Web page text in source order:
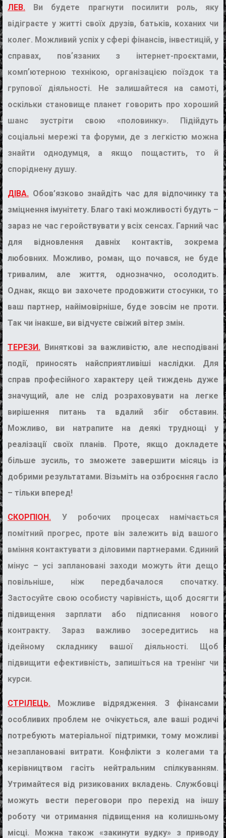
ЛЕВ.
Ви будете прагнути посилити роль, яку
відіграєте у житті своїх друзів, батьків, коханих чи
колег. Можливий успіх у сфері фінансів, інвестицій, у
справах, повʼязаних з інтернет-проєктами,
компʼютерною технікою, організацією поїздок та
групової діяльності. Не залишайтеся на самоті,
оскільки становище планет говорить про хороший
шанс зустріти свою «половинку». Підійдуть
соціальні мережі та форуми, де з легкістю можна
знайти однодумця, а якщо пощастить, то й
споріднену душу.
ДІВА. Обов’язково знайдіть час для відпочинку та
зміцнення імунітету. Благо такі можливості будуть –
зараз не час геройствувати у всіх сенсах. Гарний час
для відновлення давніх контактів, зокрема
любовних. Можливо, роман, що почався, не буде
тривалим, але життя, однозначно, осолодить.
Однак, якщо ви захочете продовжити стосунки, то
ваш партнер, найімовірніше, буде зовсім не проти.
Так чи інакше, ви відчуєте свіжий вітер змін.
ТЕРЕЗИ. Виняткові за важливістю, але несподівані
події, приносять найсприятливіші наслідки. Для
справ професійного характеру цей тиждень дуже
значущий, але не слід розраховувати на легке
вирішення питань та вдалий збіг обставин.
Можливо, ви натрапите на деякі труднощі у
реалізації своїх планів. Проте, якщо докладете
більше зусиль, то зможете завершити місяць із
добрими результатами. Візьміть на озброєння гасло
– тільки вперед!
СКОРПІОН.
У робочих процесах намічається
помітний прогрес, проте він залежить від вашого
вміння контактувати з діловими партнерами. Єдиний
мінус – усі заплановані заходи можуть йти дещо
повільніше, ніж передбачалося спочатку.
Застосуйте свою особисту чарівність, щоб досягти
підвищення зарплати або підписання нового
контракту. Зараз важливо зосередитись на
ідейному складнику вашої діяльності. Щоб
підвищити ефективність, запишіться на тренінг чи
курси.
СТРІЛЕЦЬ.
Можливе відрядження. З фінансами
особливих проблем не очікується, але ваші родичі
потребують матеріальної підтримки, тому можливі
незаплановані витрати. Конфлікти з колегами та
керівництвом гасіть нейтральним спілкуванням.
Утримайтеся від ризикованих вкладень. Службовці
можуть вести переговори про перехід на іншу
роботу чи отримання підвищення на колишньому
місці. Можна також «закинути вудку» з приводу